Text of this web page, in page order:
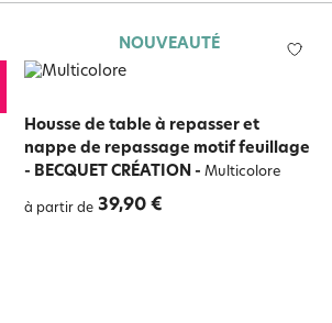
NOUVEAUTÉ
Housse de table à repasser et
nappe de repassage motif feuillage
- BECQUET CRÉATION - Multicolore
à partir de 39,90 €